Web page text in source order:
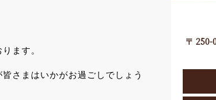
ます。
さまはいかがお過ごしでしょう
〒 250-